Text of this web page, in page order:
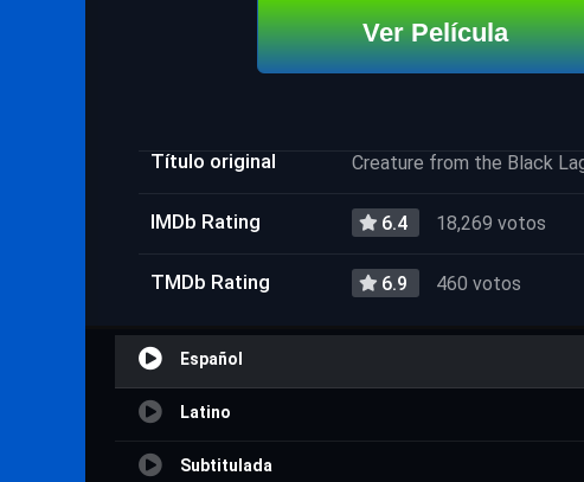
Ver Película
Título original Creature from the Black
IMDb Rating 6.4 18,269 votos
TMDb Rating 6.9 460 votos
Español
Latino
Subtitulada